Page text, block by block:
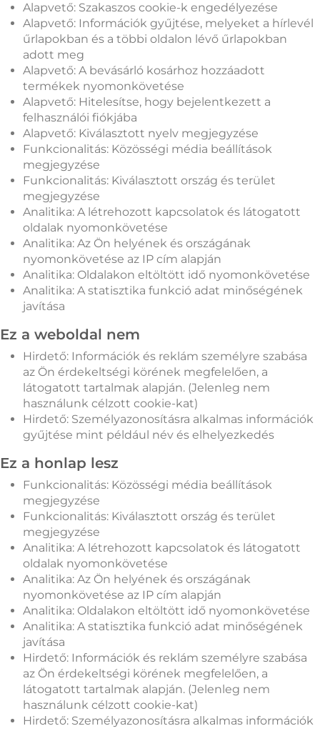
Alapvető: Szakaszos cookie-k engedélyezése
Alapvető: Információk gyűjtése, melyeket a hírlevél
űrlapokban és a többi oldalon lévő űrlapokban
adott meg
Alapvető: A bevásárló kosárhoz hozzáadott
termékek nyomonkövetése
Alapvető: Hitelesítse, hogy bejelentkezett a
felhasználói fiókjába
Alapvető: Kiválasztott nyelv megjegyzése
Funkcionalitás: Közösségi média beállítások
megjegyzése
Funkcionalitás: Kiválasztott ország és terület
megjegyzése
Analitika: A létrehozott kapcsolatok és látogatott
oldalak nyomonkövetése
Analitika: Az Ön helyének és országának
nyomonkövetése az IP cím alapján
Analitika: Oldalakon eltöltött idő nyomonkövetése
Analitika: A statisztika funkció adat minőségének
javítása
Ez a weboldal nem
Hirdető: Információk és reklám személyre szabása
az Ön érdekeltségi körének megfelelően, a
látogatott tartalmak alapján. (Jelenleg nem
használunk célzott cookie-kat)
Hirdető: Személyazonosításra alkalmas információk
gyűjtése mint például név és elhelyezkedés
Ez a honlap lesz
Funkcionalitás: Közösségi média beállítások
megjegyzése
Funkcionalitás: Kiválasztott ország és terület
megjegyzése
Analitika: A létrehozott kapcsolatok és látogatott
oldalak nyomonkövetése
Analitika: Az Ön helyének és országának
nyomonkövetése az IP cím alapján
Analitika: Oldalakon eltöltött idő nyomonkövetése
Analitika: A statisztika funkció adat minőségének
javítása
Hirdető: Információk és reklám személyre szabása
az Ön érdekeltségi körének megfelelően, a
látogatott tartalmak alapján. (Jelenleg nem
használunk célzott cookie-kat)
Hirdető: Személyazonosításra alkalmas információk